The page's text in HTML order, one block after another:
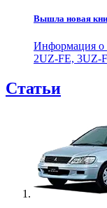
Вышла новая
Информация о
2UZ-FE, 3UZ-
Статьи